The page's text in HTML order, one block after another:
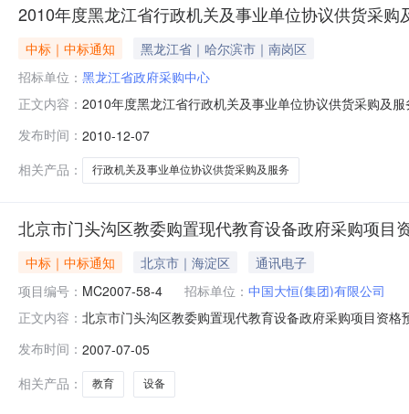
2010年度黑龙江省行政机关及事业单位协议供货采
中标｜中标通知
黑龙江省｜哈尔滨市｜南岗区
招标单位： 黑龙江省政府采购中心
正文内容： 2010年度黑龙江省行政机关及事业单位协议供货采购及
位协议供货采购及服务项目现行协议价格及新增机型产
10
发布时间： 2010-12-07
相关产品：
行政机关及事业单位协议供货采购及服务
北京市门头沟区教委购置现代教育设备政府采购项目
中标｜中标通知 北京市｜海淀区
通讯电子
项目编号： MC2007-58-4 招标单位： 中国大恒(集团)有限公司
正文内容： 北京市门头沟区教委购置现代教育设备政府采购项目资
电视系统、校园广播系统、视频编辑系统、笔记本电脑
商祺系统集成有限责任公司北方互联（北
发布时间： 2007-07-05
相关产品：
教育 设备